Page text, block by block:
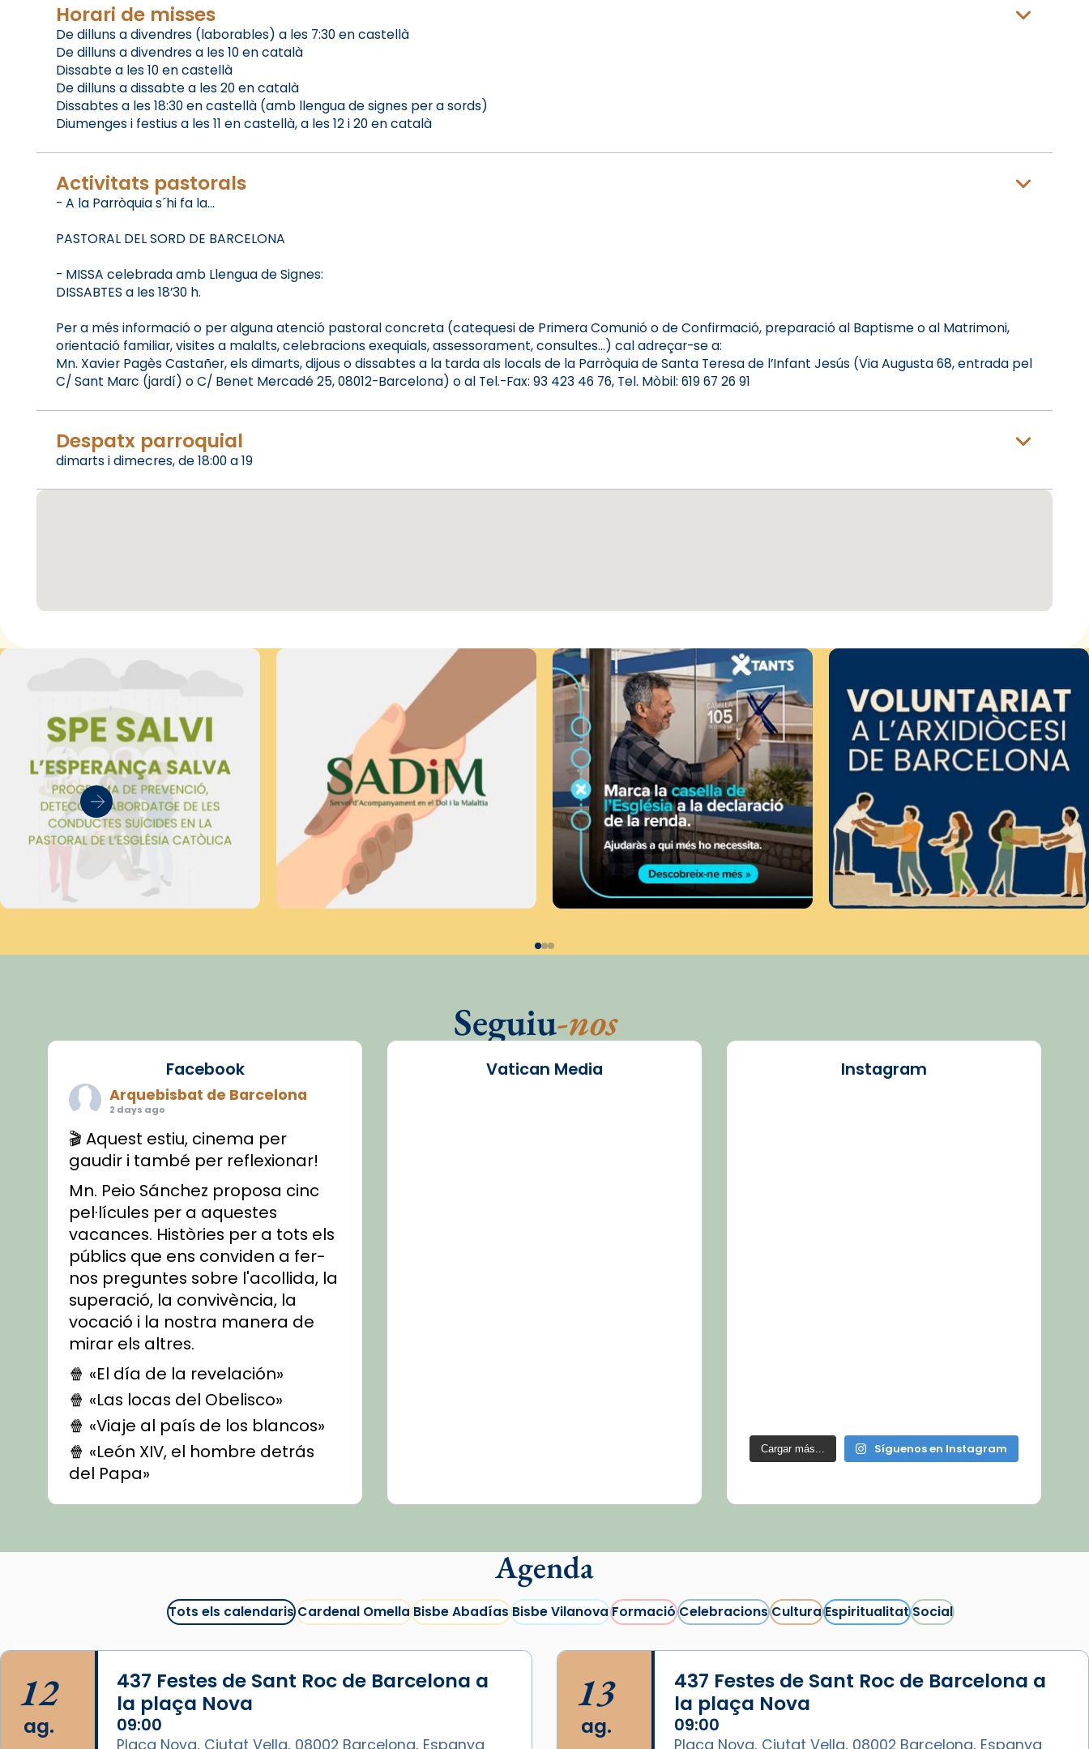
Horari de misses
De dilluns a divendres (laborables) a les 7:30 en castellà
De dilluns a divendres a les 10 en català
Dissabte a les 10 en castellà
De dilluns a dissabte a les 20 en català
Dissabtes a les 18:30 en castellà (amb llengua de signes per a sords)
Diumenges i festius a les 11 en castellà, a les 12 i 20 en català
Activitats pastorals
- A la Parròquia s´hi fa la...
PASTORAL DEL SORD DE BARCELONA
- MISSA celebrada amb Llengua de Signes:
DISSABTES a les 18’30 h.
Per a més informació o per alguna atenció pastoral concreta (catequesi de Primera Comunió o de Confirmació, preparació al Baptisme o al Matrimoni,
orientació familiar, visites a malalts, celebracions exequials, assessorament, consultes...) cal adreçar-se a:
Mn. Xavier Pagès Castañer, els dimarts, dijous o dissabtes a la tarda als locals de la Parròquia de Santa Teresa de l’Infant Jesús (Via Augusta 68, entrada pel
C/ Sant Marc (jardí) o C/ Benet Mercadé 25, 08012-Barcelona) o al Tel.-Fax: 93 423 46 76, Tel. Mòbil: 619 67 26 91
Despatx parroquial
dimarts i dimecres, de 18:00 a 19
Seguiu-nos
Facebook
Arquebisbat de Barcelona
2 days ago
🎬 Aquest estiu, cinema per
gaudir i també per reflexionar!
Mn. Peio Sánchez proposa cinc
pel·lícules per a aquestes
vacances. Històries per a tots els
públics que ens conviden a fer-
nos preguntes sobre l'acollida, la
superació, la convivència, la
vocació i la nostra manera de
mirar els altres.
🍿 «El día de la revelación»
🍿 «Las locas del Obelisco»
🍿 «Viaje al país de los blancos»
🍿 «León XIV, el hombre detrás
del Papa»
🍿 «Las ovejas detectives»
recomanacions i prepara una
#CinemaEspiritualitual
@cinemaspiritcat
Imatge: Generada amb IA
(OpenAI)
Video
View on Facebook
Vatican Media Instagram
Cargar más... Síguenos en Instagram
Agenda
Tots els calendarisCardenal OmellaBisbe AbadíasBisbe VilanovaFormacióCelebracionsCulturaEspiritualitatSocial
12
ag.
437 Festes de Sant Roc de Barcelona a
la plaça Nova
09:00
Plaça Nova, Ciutat Vella, 08002 Barcelona, Espanya
13
ag.
437 Festes de Sant Roc de Barcelona a
la plaça Nova
09:00
Plaça Nova, Ciutat Vella, 08002 Barcelona, Espanya